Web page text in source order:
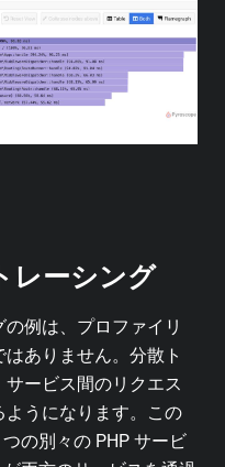
レーシング
例は、プロファイリ
ありません。分散ト
ービス間のリクエス
ようになります。この
の別々の PHP サービ